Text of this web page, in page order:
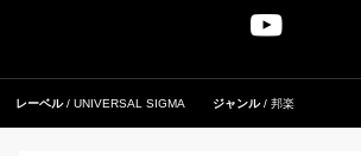
レーベル UNIVERSAL SIGMA ジャンル 邦楽